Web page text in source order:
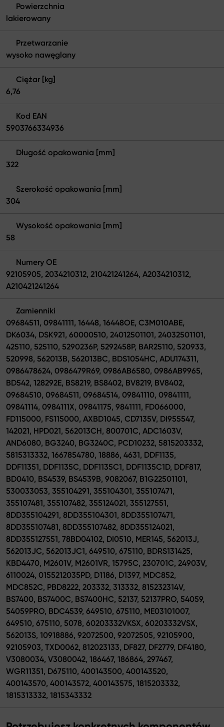
Powierzchnia
lakierowany
Przetwarzanie
wysoko nawęglany
Ciężar [kg]
6,76
Kod EAN
5903766334936
Długość opakowania [mm]
322
Szerokość opakowania [mm]
304
Wysokość opakowania [mm]
58
Numery OE
92105905, 2034210312, 210421241264, A2034210312,
A210421241264
Zamienniki
09684511, 09841111, 16448, 16448OE, C3M010ABE,
DK6034, DSK921, 60000510, 24012501101, 24032501101,
425110, 525110, 5290236P, 5292458P, BAR25110, 520933,
520998, 562013B, 562013BC, BDS1054HC, ADU174311,
0986478624, 0986479R69, 0986AB6580, 0986AB9965,
BD542, 128292E, BS8219, BS8402, BV8219, BV8402,
09684510, 09684511, 09684514, 09841110, 09841111,
09841114, 0984111X, 09841175, 9841111, FD066000,
FD115000, FS115000, AXBD1045, CD7135V, DI955547,
142021, HPD021, 562013CH, 800701C, ADC1603V,
AND6080, BG3240, BG3240C, PCD10232, 5815203332,
5815313332, 1667854780, 18886, 4631, DDF1135,
DDF11351, DDF1135C, DDF1135C1, DDF1135C1D, DDF817,
BD0410, BS4539, BS4539B, 9082067, B1G22501101,
530033053, 355104291, 355104301, 355107471,
355107481, 355107482, 355124021, 355127551,
8DD355104291, 8DD355104301, 8DD355107471,
8DD355107481, 8DD355107482, 8DD355124021,
8DD355127551, 78BD04102, DI0510, MER145, 562013J,
562013JC, 562013JC1, 649510, 675110, BDRS131425,
KBD4470, M2601V, M2601VR, 15795C, 230701C, 24903V,
6110024, 0155212035PD, D1186, D1397, MDC852,
MDC852C, PBD8222, 203332, 313332, 815232314V,
BS7400, BS7400C, BS7400HC, 52137, 52137PRO, 54059,
54059PRO, BDC4539, 649510, 675110, ME03101007,
649510, 675110, 5078, 60203332VKSX, 60203332VSX,
562013S, 10918886, 92072500, 92072505, 92105900,
92105903, TXD0062, 812023133, DF827, DF2779, DF4180,
V3080034, V3080042, 186467, 186864, 297467,
WGR11351, D675110, 400143500, 400143520,
400143570, 400143572, 400143575, 1815203332,
1815313332, 1815343332